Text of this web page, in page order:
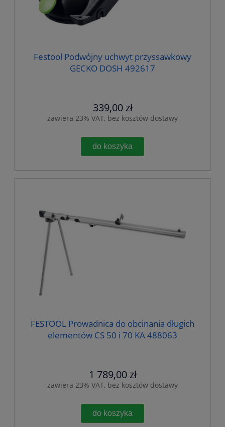
Festool Podwójny uchwyt przyssawkowy
GECKO DOSH 492617
339,00 zł
zawiera 23% VAT, bez kosztów dostawy
do koszyka
FESTOOL Prowadnica do obcinania długich
elementów CS 50 i 70 KA 488063
1 789,00 zł
zawiera 23% VAT, bez kosztów dostawy
do koszyka